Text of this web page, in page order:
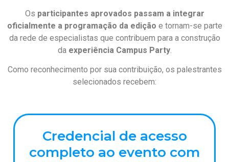
Os participantes aprovados passam a integrar
oficialmente a programação da edição e tornam-se parte
da rede de especialistas que contribuem para a construção
da experiência Campus Party.
Como reconhecimento por sua contribuição, os palestrantes
selecionados recebem:
Credencial de acesso
completo ao evento com